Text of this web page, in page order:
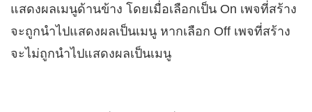
แสดงผลเมนูด้านข้าง โดยเมื่อเลือกเป็น On เพจที่สร้าง
จะถูกนำไปแสดงผลเป็นเมนู หากเลือก Off เพจที่สร้าง
จะไม่ถูกนำไปแสดงผลเป็นเมนู